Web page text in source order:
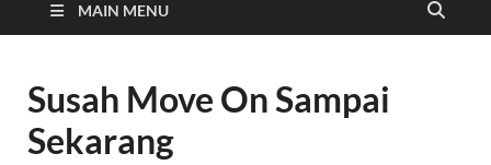
MAIN MENU
Susah Move On Sampai
Sekarang